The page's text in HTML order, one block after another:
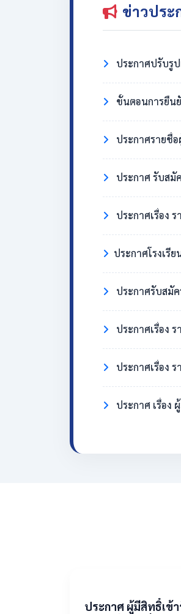
ข่าวประ
ประกาศปรับรู
ขั้นตอนการยืน
ประกาศรายชื่
ประกาศ รับสมั
ประกาศเรื่อง
ประกาศโรงเรียน
ประกาศรับสมั
ประกาศเรื่อง
ประกาศเรื่อง
ประกาศ เรื่อง
ประกาศ ผู้มีสิทธิ์เข้